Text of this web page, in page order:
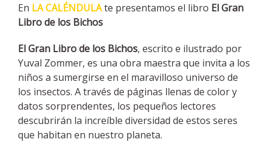
En LA CALÉNDULAte presentamos el libro El Gran
Libro de los Bichos
El Gran Libro de los Bichos, escrito e ilustrado por
Yuval Zommer, es una obra maestra que invita a los
niños a sumergirse en el maravilloso universo de
los insectos. A través de páginas llenas de color y
datos sorprendentes, los pequeños lectores
descubrirán la increíble diversidad de estos seres
que habitan en nuestro planeta.